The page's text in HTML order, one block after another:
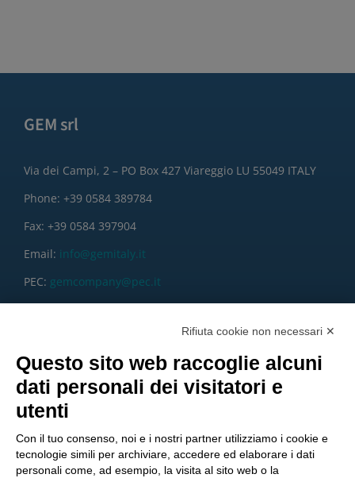
GEM srl
Via dei Campi, 2 – PO Box 427 Viareggio LU 55049 ITALY
Phone: +39 0584 389784
Fax: +39 0584 397904
Email: info@gemitaly.it
PEC: gemcompany@pec.it
Rifiuta cookie non necessari ✕
Questo sito web raccoglie alcuni
dati personali dei visitatori e
utenti
Con il tuo consenso, noi e i nostri partner utilizziamo i cookie e
tecnologie simili per archiviare, accedere ed elaborare i dati
personali come, ad esempio, la visita al sito web o la